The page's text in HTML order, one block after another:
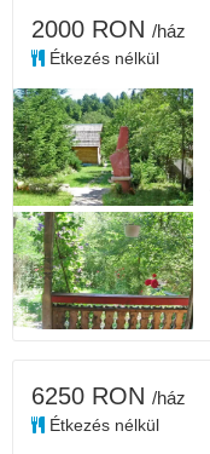
2000 RON /ház
Étkezés nélkül
6250 RON /ház
Étkezés nélkül